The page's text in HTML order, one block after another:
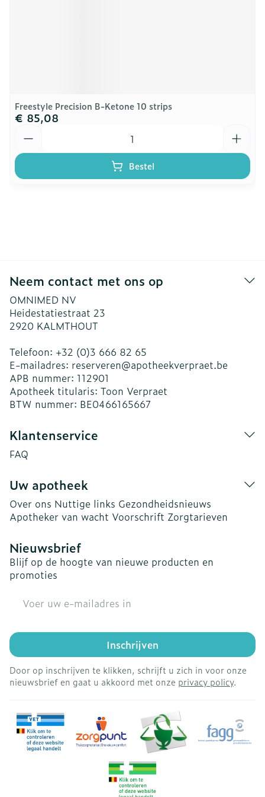
Freestyle Precision B-Ketone 10 strips
€ 85,08
Bestel
Neem contact met ons op
OMNIMED NV
Heidestatiestraat 23
2920 KALMTHOUT
Telefoon: +32 (0)3 666 82 65
E-mailadres: reserveren@apotheekverpraet.be
APB nummer: 112901
Apotheek titularis: Toon Verpraet
BTW nummer: BE0466165667
Klantenservice
FAQ
Uw apotheek
Over ons Nuttige links Gezondheidsnieuws
Apotheker van wacht Voorschrift Zorgtarieven
Nieuwsbrief
Blijf op de hoogte van nieuwe producten en
promoties
Inschrijven
Door op inschrijven te klikken, schrijft u zich in voor onze
nieuwsbrief en gaat u akkoord met onze privacy policy.